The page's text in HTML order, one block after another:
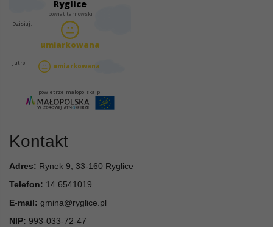
Kontakt
Adres: Rynek 9, 33-160 Ryglice
Telefon: 14 6541019
E-mail: gmina@ryglice.pl
NIP: 993-033-72-47